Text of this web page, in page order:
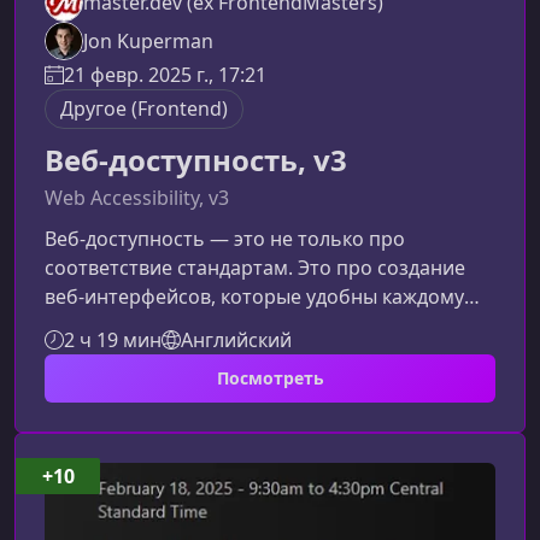
Jon Kuperman
21 февр. 2025 г., 17:21
Другое (Frontend)
Веб-доступность, v3
Web Accessibility, v3
Веб‑доступность — это не только про
соответствие стандартам. Это про создание
веб‑интерфейсов, которые удобны каждому
пользователю, независимо от его устройств,
ограничений или опыта работы с
технологиями.Почему веб‑доступность
качественного цифрового продукта. Она
помогает расширить аудиторию, повысить
удобство использования и улучшить общее
2 ч 19 мин Английский
Посмотреть
+10